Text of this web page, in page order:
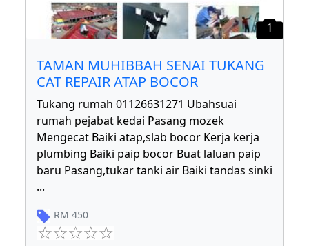
1
TAMAN MUHIBBAH SENAI TUKANG
CAT REPAIR ATAP BOCOR
Tukang rumah 01126631271 Ubahsuai
rumah pejabat kedai Pasang mozek
Mengecat Baiki atap,slab bocor Kerja kerja
plumbing Baiki paip bocor Buat laluan paip
baru Pasang,tukar tanki air Baiki tandas sinki
...
RM 450